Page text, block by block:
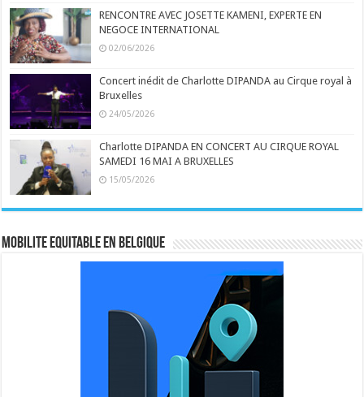
RENCONTRE AVEC JOSETTE KAMENI, EXPERTE EN
NEGOCE INTERNATIONAL
02/06/2026
Concert inédit de Charlotte DIPANDA au Cirque royal à
Bruxelles
24/05/2026
Charlotte DIPANDA EN CONCERT AU CIRQUE ROYAL
SAMEDI 16 MAI A BRUXELLES
15/05/2026
MOBILITE EQUITABLE EN BELGIQUE